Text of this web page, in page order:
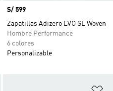
Precio
S/ 599
Zapatillas Adizero EVO SL Woven
Hombre Performance
6 colores
Personalizable